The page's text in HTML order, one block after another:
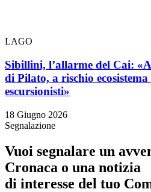
LAGO
Sibillini, l’allarme del Cai:
di Pilato, a rischio ecosistema
escursionisti»
18 Giugno 2026
Segnalazione
Vuoi segnalare un
Cronaca o una notizia
di interesse del tuo